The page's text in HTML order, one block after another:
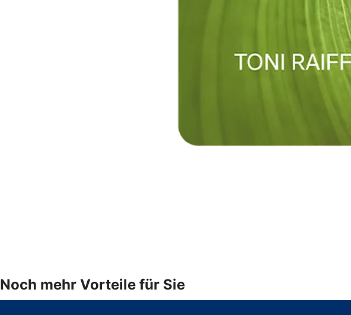
Noch mehr Vorteile für Sie